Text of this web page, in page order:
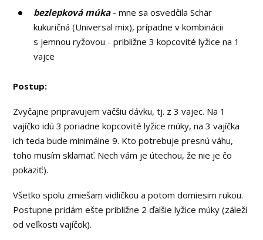
bezlepková múka- mne sa osvedčila Schär
kukuričná (Universal mix), prípadne v kombinácii
s jemnou ryžovou - približne 3 kopcovité lyžice na 1
vajce
Postup:
Zvyčajne pripravujem väčšiu dávku, tj. z 3 vajec. Na 1
vajíčko idú 3 poriadne kopcovité lyžice múky, na 3 vajíčka
ich teda bude minimálne 9. Kto potrebuje presnú váhu,
toho musím sklamať. Nech vám je útechou, že nie je čo
pokaziť:).
Všetko spolu zmiešam vidličkou a potom domiesim rukou.
Postupne pridám ešte približne 2 ďalšie lyžice múky (záleží
od veľkosti vajíčok).